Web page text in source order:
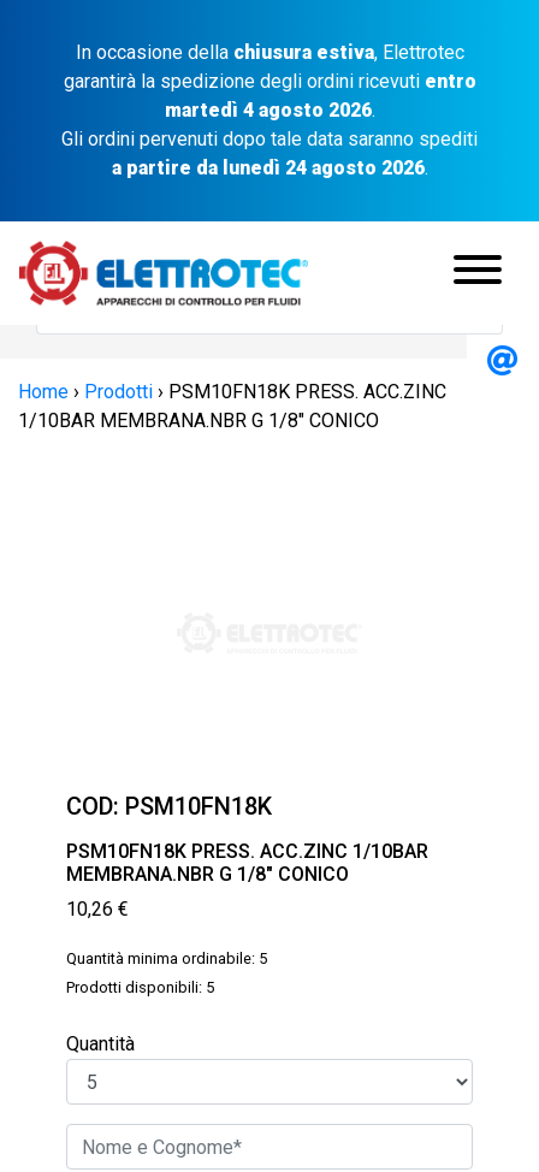
In occasione della chiusura estiva, Elettrotec
garantirà la spedizione degli ordini ricevuti entro
martedì 4 agosto 2026.
Gli ordini pervenuti dopo tale data saranno spediti
a partire da lunedì 24 agosto 2026.
Home › Prodotti › PSM10FN18K PRESS. ACC.ZINC
1/10BAR MEMBRANA.NBR G 1/8″ CONICO
COD: PSM10FN18K
PSM10FN18K PRESS. ACC.ZINC 1/10BAR
MEMBRANA.NBR G 1/8″ CONICO
10,26 €
Quantità minima ordinabile: 5
Prodotti disponibili: 5
Quantità